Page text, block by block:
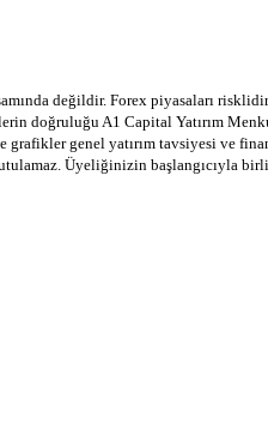
değildir. Forex piyasaları
doğruluğu A1 Capital Yatırım
genel yatırım tavsiyesi ve
Üyeliğinizin başlangıcıyla